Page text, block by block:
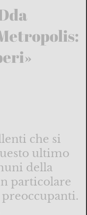
che si
ultimo
della
particolare